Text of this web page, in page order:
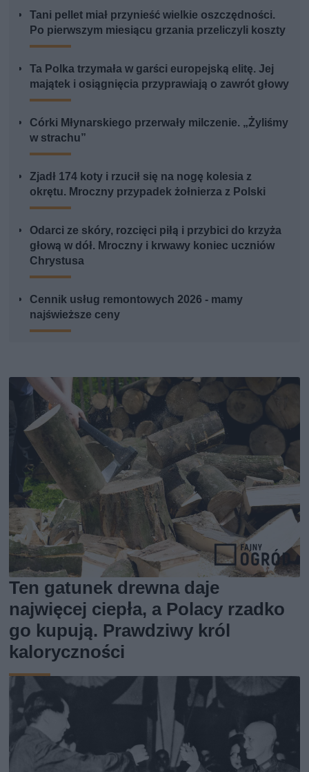
Tani pellet miał przynieść wielkie oszczędności.
Po pierwszym miesiącu grzania przeliczyli koszty
Ta Polka trzymała w garści europejską elitę. Jej
majątek i osiągnięcia przyprawiają o zawrót głowy
Córki Młynarskiego przerwały milczenie. „Żyliśmy
w strachu”
Zjadł 174 koty i rzucił się na nogę kolesia z
okrętu. Mroczny przypadek żołnierza z Polski
Odarci ze skóry, rozcięci piłą i przybici do krzyża
głową w dół. Mroczny i krwawy koniec uczniów
Chrystusa
Cennik usług remontowych 2026 - mamy
najświeższe ceny
Ten gatunek drewna daje
najwięcej ciepła, a Polacy rzadko
go kupują. Prawdziwy król
kaloryczności